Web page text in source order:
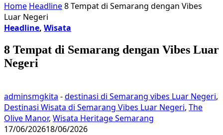
Home Headline8 Tempat di Semarang dengan Vibes
Luar Negeri
Headline, Wisata
8 Tempat di Semarang dengan Vibes Luar
Negeri
adminsmgkita -destinasi di Semarang vibes Luar Negeri,
Destinasi Wisata di Semarang Vibes Luar Negeri, The
Olive Manor, Wisata Heritage Semarang
17/06/202618/06/2026